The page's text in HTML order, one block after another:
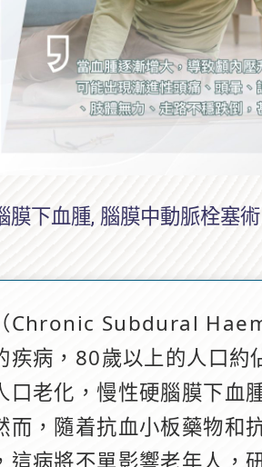
膜下血腫, 腦膜中動脈栓塞術
Chronic Subdural
疾病，80歲以上的人口約
口老化，慢性硬腦膜下血
而，隨着抗血小板藥物和
這病將不單影響老年人，